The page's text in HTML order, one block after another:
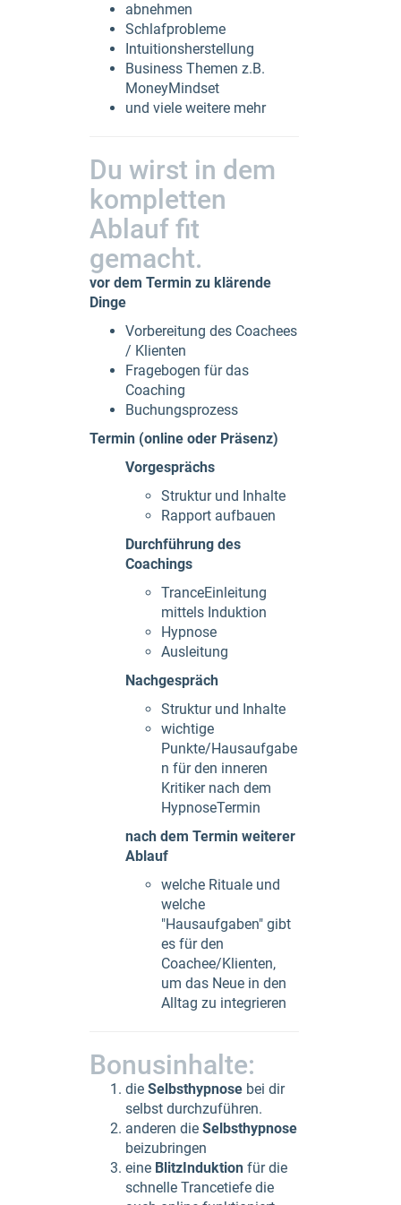
abnehmen
Schlafprobleme
Intuitionsherstellung
Business Themen z.B.
MoneyMindset
und viele weitere mehr
Du wirst in dem
kompletten
Ablauf fit
gemacht.
vor dem Termin zu klärende
Dinge
Vorbereitung des Coachees
/ Klienten
Fragebogen für das
Coaching
Buchungsprozess
Termin (online oder Präsenz)
Vorgesprächs
Struktur und Inhalte
Rapport aufbauen
Durchführung des
Coachings
TranceEinleitung
mittels Induktion
Hypnose
Ausleitung
Nachgespräch
Struktur und Inhalte
wichtige
Punkte/Hausaufgabe
n für den inneren
Kritiker nach dem
HypnoseTermin
nach dem Termin weiterer
Ablauf
welche Rituale und
welche
"Hausaufgaben" gibt
es für den
Coachee/Klienten,
um das Neue in den
Alltag zu integrieren
Bonusinhalte:
die Selbsthypnose bei dir
selbst durchzuführen.
anderen die Selbsthypnose
beizubringen
eine BlitzInduktion für die
schnelle Trancetiefe die